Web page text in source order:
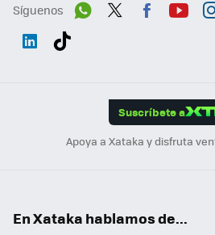
Síguenos
Suscríbete a
Apoya a Xataka y disfruta
En Xataka hablamos de...